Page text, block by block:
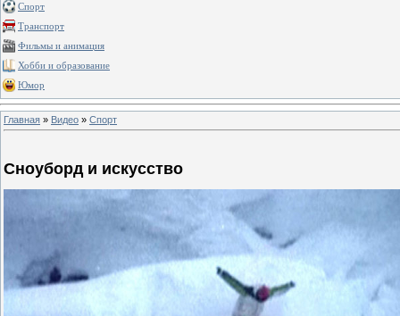
Спорт
Транспорт
Фильмы и анимация
Хобби и образование
Юмор
Главная » Видео » Спорт
Сноуборд и искусство